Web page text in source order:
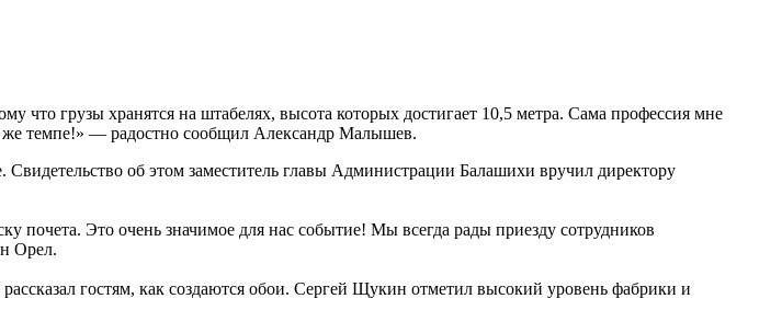
что грузы хранятся на штабелях, высота которых достигает 10,5 метра. Сама профессия мне
же темпе!» — радостно сообщил Александр Малышев.
об этом заместитель главы Администрации Балашихи вручил директору
почета. Это очень значимое для нас событие! Мы всегда рады приезду сотрудников
Орел.
гостям, как создаются обои. Сергей Щукин отметил высокий уровень фабрики и